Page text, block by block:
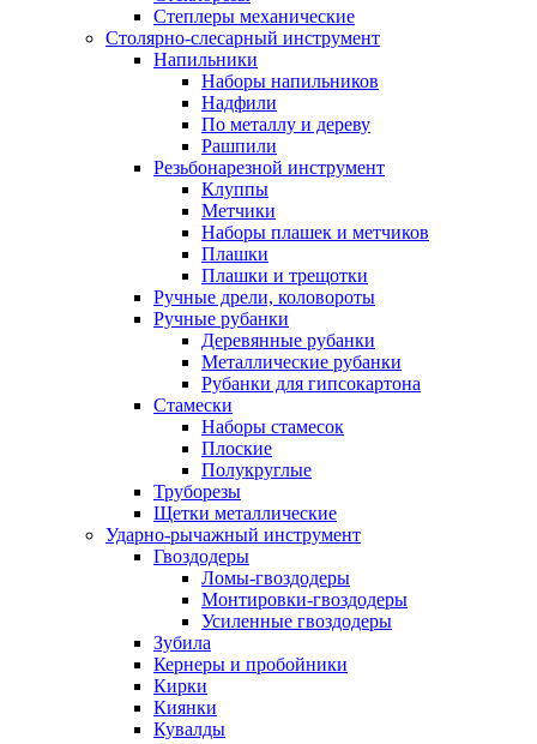
Степлеры механические
Столярно-слесарный инструмент
Напильники
Наборы напильников
Надфили
По металлу и дереву
Рашпили
Резьбонарезной инструмент
Клуппы
Метчики
Наборы плашек и метчиков
Плашки
Плашки и трещотки
Ручные дрели, коловороты
Ручные рубанки
Деревянные рубанки
Металлические рубанки
Рубанки для гипсокартона
Стамески
Наборы стамесок
Плоские
Полукруглые
Труборезы
Щетки металлические
Ударно-рычажный инструмент
Гвоздодеры
Ломы-гвоздодеры
Монтировки-гвоздодеры
Усиленные гвоздодеры
Зубила
Кернеры и пробойники
Кирки
Киянки
Кувалды